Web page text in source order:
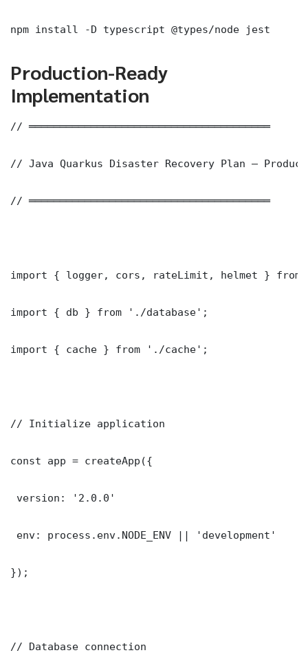
npm install -D typescript @types/node jest
Production-Ready
Implementation
// ═══════════════════════════════════════
// Java Quarkus Disaster Recovery Plan —
// ═══════════════════════════════════════
import { logger, cors, rateLimit, helmet } from
import { db } from './database';
import { cache } from './cache';
// Initialize application
const app = createApp({
version: '2.0.0'
env: process.env.NODE_ENV || 'development'
});
// Database connection